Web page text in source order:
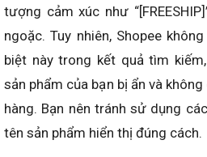
tượng cảm xúc như
ngoặc. Tuy nhiên, Shopee
biệt này trong kết quả tìm
sản phẩm của bạn bị ẩn và
hàng. Bạn nên tránh sử dụng
tên sản phẩm hiển thị đúng cách.